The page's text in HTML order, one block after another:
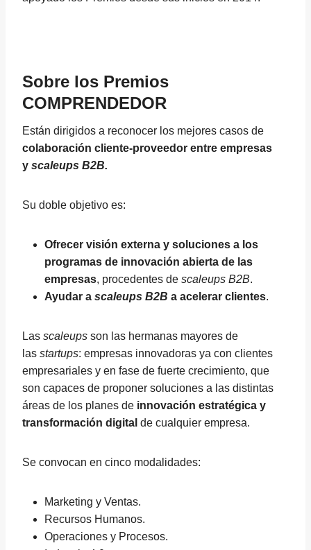
Sobre los Premios
COMPRENDEDOR
Están dirigidos a reconocer los mejores casos de
colaboración cliente-proveedor entre empresas
y scaleups B2B.
Su doble objetivo es:
Ofrecer visión externa y soluciones a los
programas de innovación abierta de las
empresas, procedentes de scaleups B2B.
Ayudar a scaleups B2B a acelerar clientes.
Las scaleups son las hermanas mayores de
las startups: empresas innovadoras ya con clientes
empresariales y en fase de fuerte crecimiento, que
son capaces de proponer soluciones a las distintas
áreas de los planes de innovación estratégica y
transformación digital de cualquier empresa.
Se convocan en cinco modalidades:
Marketing y Ventas.
Recursos Humanos.
Operaciones y Procesos.